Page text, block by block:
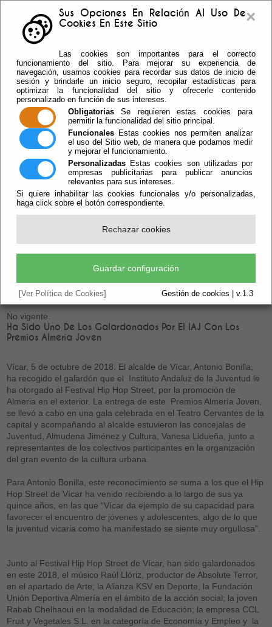
×
Sus Opciones En Relación Al Uso De
Cookies En Este Sitio
Las cookies son importantes para el correcto
funcionamiento del sitio. Para mejorar su experiencia de
navegación, usamos cookies para recordar sus datos de inicio de
sesión y brindarle un inicio seguro, recopilar estadísticas para
optimizar la funcionalidad del sitio y ofrecerle contenido
personalizado en función de sus intereses.
Obligatorias Se requieren estas cookies para
permitir la funcionalidad del sitio principal.
Funcionales Estas cookies nos permiten analizar
el uso del Sitio web, de manera que podamos medir
y mejorar el funcionamiento.
Personalizadas Estas cookies son utilizadas por
empresas publicitarias para publicar anuncios
relevantes para sus intereses.
Si quiere inhabilitar las cookies funcionales y/o personalizadas,
haga click sobre el botón correspondiente.
Rechazar cookies
Guardar configuración
[Ver Política de Cookies] Gestión de cookies | v.1.3
Telf: 950.55.30.69 -
950.55.36.37 Fax: 950.55.35.41
Escuchar
Reconocimiento Al HIp Hop Street,
Por La Promoción Exterior De La
Provincia
No vigente.
Ha Sido Uno De Los Galardonados Por El IAJ Con Los
Premios Almería Joven
Vícar, 5 de octubre de 2018. El alcalde de Vícar, Antonio Bonilla,
ha recogido el galardón que el Instituto Andaluz de la Juventud le
ha otorgado al Festival Hip Hop Street, por la promoción de
Almeria en el exterior. La entrega de este Premios Almería Joven,
se llevó a cabo en una gala celebrada en el Teatro Cervantes de la
capital y acompañando al alcalde estuvieron las concejalas de
Juventud, Almudena Jiménez y Cultura, Vanesa Lidueña, junto a
representantes de los colectivos participantes en la organización
del gran evento de la cultura urbana.
Para Antonio Bonilla, este reconocimiento se suma a los que el Hip
Hop Street de Vícar ha venido recibiendo a lo largo de sus ya
quince años, en las que “Vícar da ejemplo de su capacidad para
favorecer el encuentro de jóvenes y adolescentes, algo de lo que
la juventud vicaria como ha manifestado se siente muy orgullosa".
Junto al Festival Hip Hop Street de Vícar, han sido galardonados
en este 2018, el músico Raúl Llóriz, productor de Absolute Terror,
en el apartado de Arte; la Alianza KSV en Deporte; la Fundación
Unión Deportiva Almería en el ámbito de la acción social; la joven
Rabab Chelhaoui en la modalidad de Educación; la empresa CCL
Fruit y Vegetales S.L. en la categoría de Economía y Empleo y la